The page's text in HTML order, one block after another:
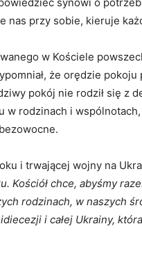
nas przy sobie, kieruje
w Kościele
że orędzie pokoju
pokój nie rodził się z
w rodzinach i
i trwającej wojny na
Kościół chce, abyśmy
rodzinach, w naszych
i całej Ukrainy,